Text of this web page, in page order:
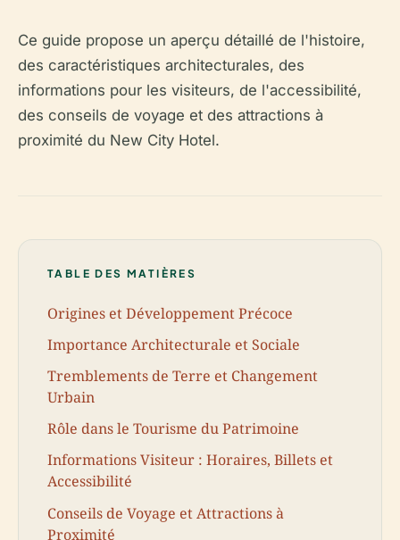
Ce guide propose un aperçu détaillé de l'histoire,
des caractéristiques architecturales, des
informations pour les visiteurs, de l'accessibilité,
des conseils de voyage et des attractions à
proximité du New City Hotel.
TABLE DES MATIÈRES
Origines et Développement Précoce
Importance Architecturale et Sociale
Tremblements de Terre et Changement
Urbain
Rôle dans le Tourisme du Patrimoine
Informations Visiteur : Horaires, Billets et
Accessibilité
Conseils de Voyage et Attractions à
Proximité